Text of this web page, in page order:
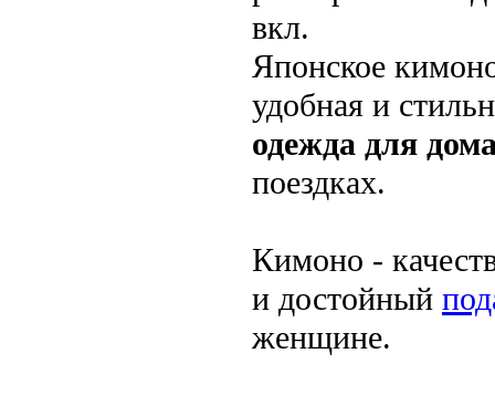
вкл.
Японское
удобная и
одежда для
поездках.
Кимоно -
и достойный
женщине.